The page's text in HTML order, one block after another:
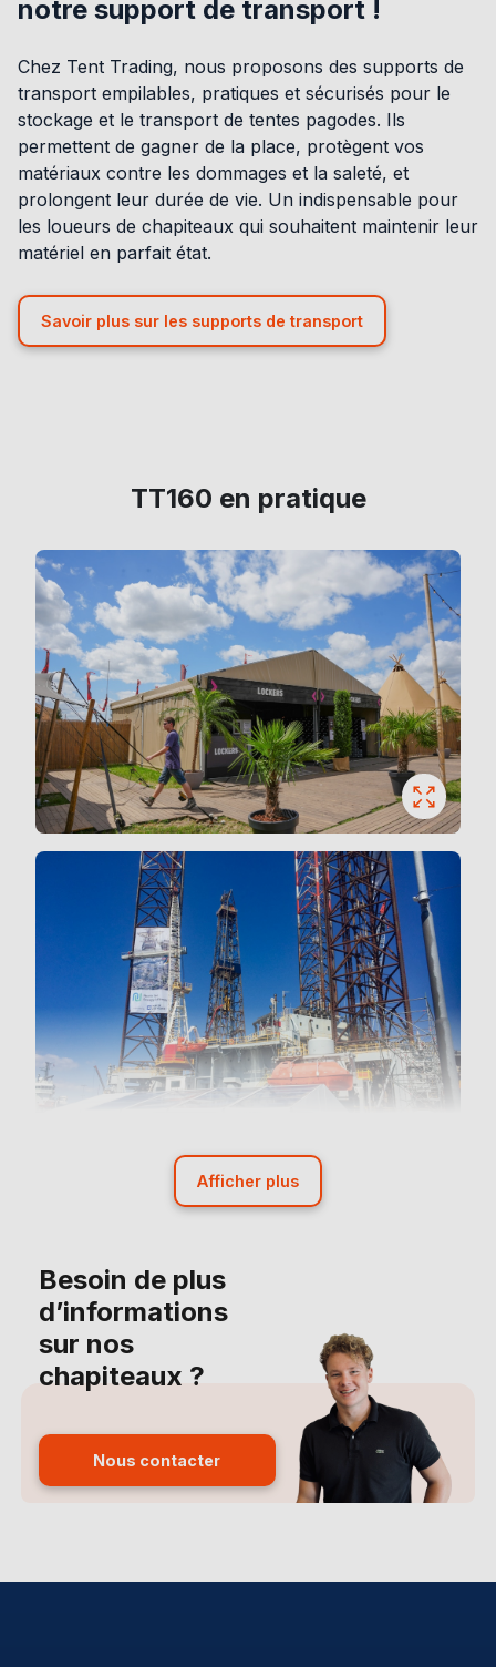
notre support de transport !
Chez Tent Trading, nous proposons des supports de
transport empilables, pratiques et sécurisés pour le
stockage et le transport de tentes pagodes. Ils
permettent de gagner de la place, protègent vos
matériaux contre les dommages et la saleté, et
prolongent leur durée de vie. Un indispensable pour
les loueurs de chapiteaux qui souhaitent maintenir leur
matériel en parfait état.
Savoir plus sur les supports de transport
TT160 en pratique
Afficher plus
Besoin de plus
d’informations
sur nos
chapiteaux ?
Nous contacter